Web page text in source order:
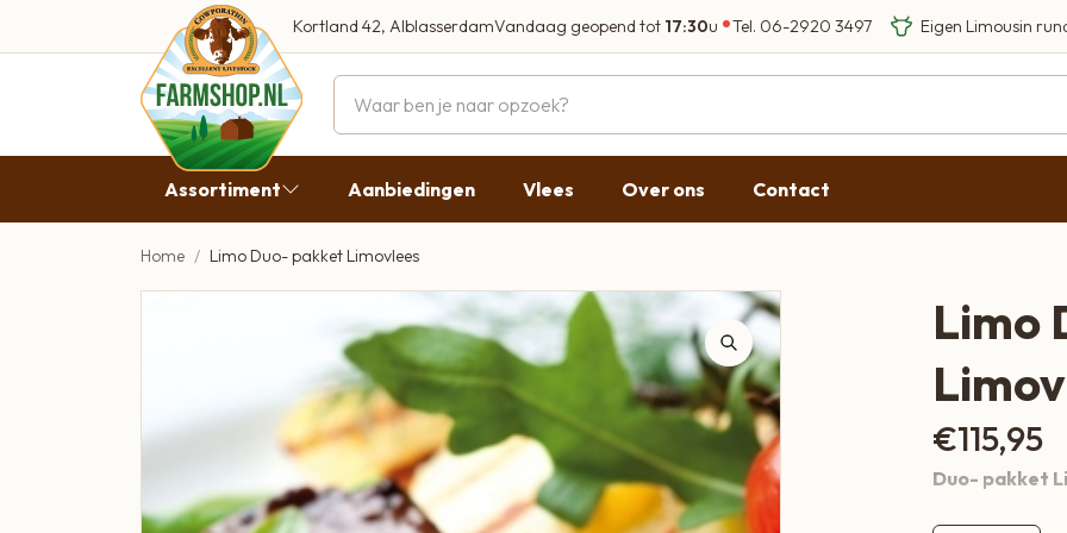
Kortland 42, AlblasserdamVandaag geopend tot 17:30u
Woensdag 09:00 - 17:30
Vrijdag 09:00 - 18:00
Zaterdag 09:00 - 17:30
Zondag Gesloten
Tel. 06-2920 3497
Eigen Limousin
Eerlijke
Assortiment
Broodbeleg & Worst
Desembrood
Aanbiedingen Vlees Over ons Contact
Home Limo Duo- pakket Limovlees
Limo
€115,95
Duo- pakket